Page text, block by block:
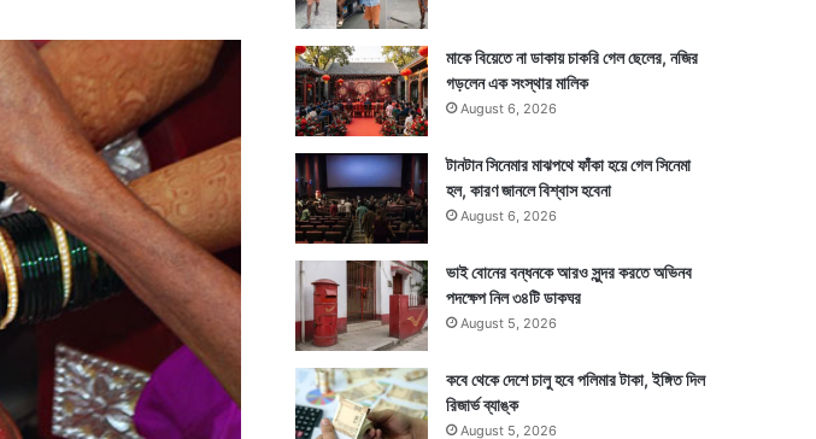
মাকে বিয়েতে না ডাকায় চাকরি গেল ছেলের, নজির
গড়লেন এক সংস্থার মালিক
August 6, 2026
টানটান সিনেমার মাঝপথে ফাঁকা হয়ে গেল সিনেমা
হল, কারণ জানলে বিশ্বাস হবেনা
August 6, 2026
ভাই বোনের বন্ধনকে আরও সুন্দর করতে অভিনব
পদক্ষেপ নিল ৩৪টি ডাকঘর
August 5, 2026
কবে থেকে দেশে চালু হবে পলিমার টাকা, ইঙ্গিত দিল
রিজার্ভ ব্যাঙ্ক
August 5, 2026